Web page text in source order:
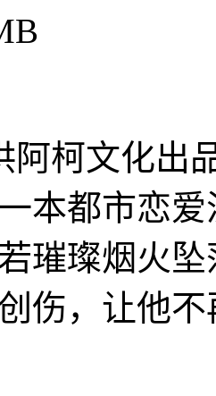
阿柯文化出
本都市恋
璀璨烟火
伤，让他